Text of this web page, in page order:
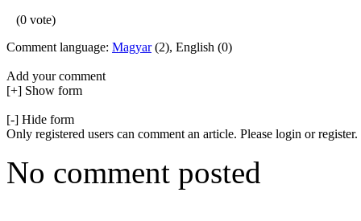
(0 vote)
Comment language: Magyar(2), English (0)
Add your comment
[+] Show form
[-] Hide form
Only registered users can comment an article. Please login or register.
No comment posted